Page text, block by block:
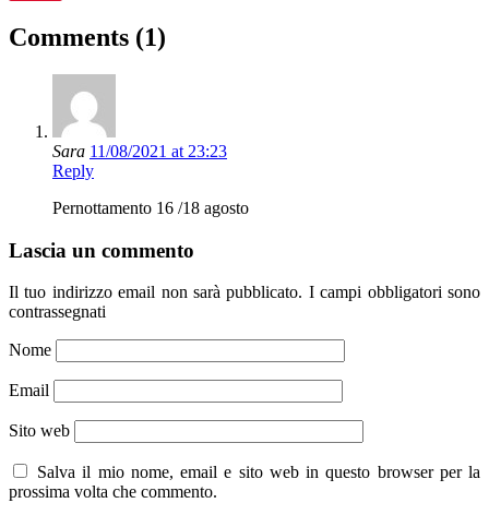
Comments (1)
Sara 11/08/2021 at 23:23
Reply
Pernottamento 16 /18 agosto
Lascia un commento
Il tuo indirizzo email non sarà pubblicato. I campi obbligatori sono
contrassegnati
Nome
Email
Sito web
Salva il mio nome, email e sito web in questo browser per la
prossima volta che commento.